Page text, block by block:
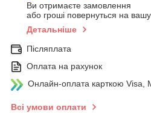
Ви отримаєте замовлення
або гроші повернуться на вашу
Детальніше
Післяплата
Оплата на рахунок
Онлайн-оплата карткою Visa,
Всі умови оплати